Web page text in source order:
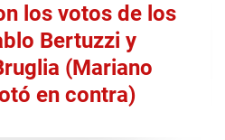
los votos de los
Bertuzzi y
(Mariano
en contra)